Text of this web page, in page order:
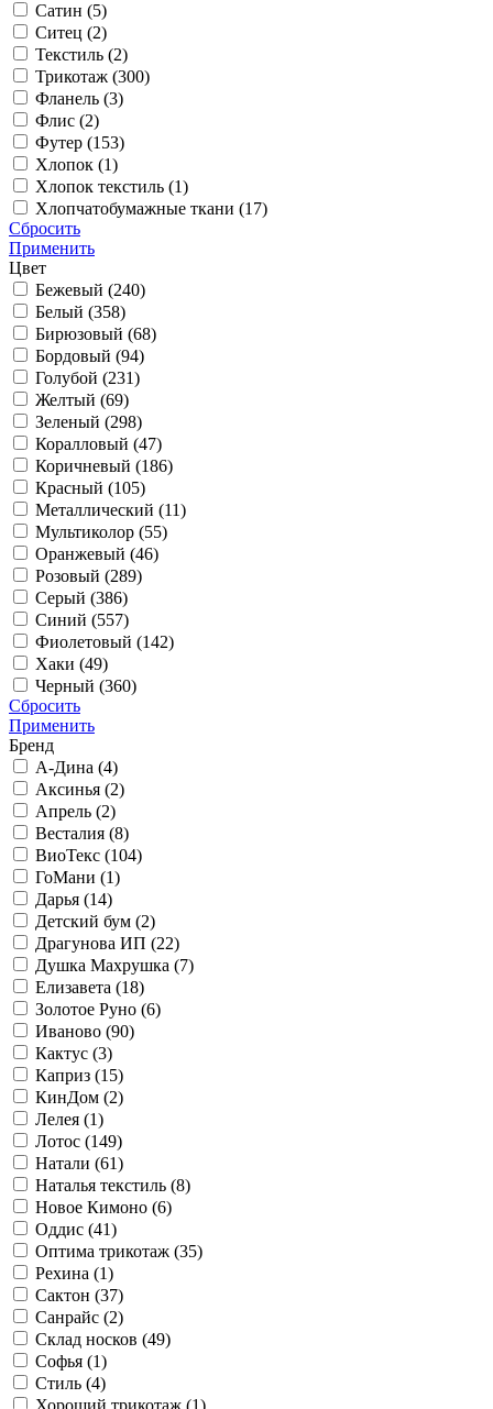
Сатин (5)
Ситец (2)
Текстиль (2)
Трикотаж (300)
Фланель (3)
Флис (2)
Футер (153)
Хлопок (1)
Хлопок текстиль (1)
Хлопчатобумажные ткани (17)
Сбросить
Применить
Цвет
Бежевый (240)
Белый (358)
Бирюзовый (68)
Бордовый (94)
Голубой (231)
Желтый (69)
Зеленый (298)
Коралловый (47)
Коричневый (186)
Красный (105)
Металлический (11)
Мультиколор (55)
Оранжевый (46)
Розовый (289)
Серый (386)
Синий (557)
Фиолетовый (142)
Хаки (49)
Черный (360)
Сбросить
Применить
Бренд
А-Дина (4)
Аксинья (2)
Апрель (2)
Весталия (8)
ВиоТекс (104)
ГоМани (1)
Дарья (14)
Детский бум (2)
Драгунова ИП (22)
Душка Махрушка (7)
Елизавета (18)
Золотое Руно (6)
Иваново (90)
Кактус (3)
Каприз (15)
КинДом (2)
Лелея (1)
Лотос (149)
Натали (61)
Наталья текстиль (8)
Новое Кимоно (6)
Оддис (41)
Оптима трикотаж (35)
Рехина (1)
Сактон (37)
Санрайс (2)
Склад носков (49)
Софья (1)
Стиль (4)